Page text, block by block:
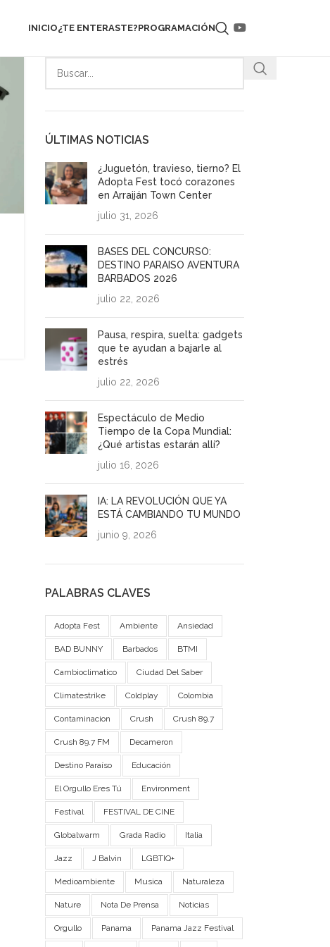
INICIO¿TE ENTERASTE?PROGRAMACIÓN
ÚLTIMAS NOTICIAS
¿Juguetón, travieso, tierno? El
Adopta Fest tocó corazones
en Arraiján Town Center
julio 31, 2026
BASES DEL CONCURSO:
DESTINO PARAISO AVENTURA
BARBADOS 2026
julio 22, 2026
Pausa, respira, suelta: gadgets
que te ayudan a bajarle al
estrés
julio 22, 2026
Espectáculo de Medio
Tiempo de la Copa Mundial:
¿Qué artistas estarán allí?
julio 16, 2026
IA: LA REVOLUCIÓN QUE YA
ESTÁ CAMBIANDO TU MUNDO
junio 9, 2026
PALABRAS CLAVES
Adopta Fest Ambiente Ansiedad
BAD BUNNY Barbados BTMI
Cambioclimatico Ciudad Del Saber
Climatestrike Coldplay Colombia
Contaminacion Crush Crush 89.7
Crush 89.7 FM Decameron
Destino Paraíso Educación
El Orgullo Eres Tú Environment
Festival FESTIVAL DE CINE
Globalwarm Grada Radio Italia
Jazz J Balvin LGBTIQ+
Medioambiente Musica Naturaleza
Nature Nota De Prensa Noticias
Orgullo Panama Panama Jazz Festival